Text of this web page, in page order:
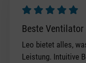
Review with rating
Beste Ventilator
Leo bietet alles,
Leistung. Intuitive